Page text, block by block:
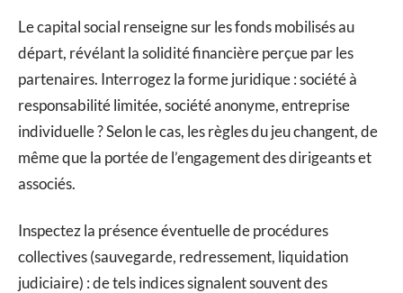
Le capital social renseigne sur les fonds mobilisés au
départ, révélant la solidité financière perçue par les
partenaires. Interrogez la forme juridique : société à
responsabilité limitée, société anonyme, entreprise
individuelle ? Selon le cas, les règles du jeu changent, de
même que la portée de l’engagement des dirigeants et
associés.
Inspectez la présence éventuelle de procédures
collectives (sauvegarde, redressement, liquidation
judiciaire) : de tels indices signalent souvent des